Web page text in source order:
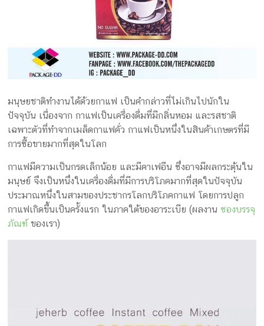
มนุษยชาติทำงานได้ด้วยกาแฟ เป็นคำกล่าวที่ไม่เกินไปนักใน
ปัจจุบัน เนื่องจาก กาแฟเป็นเครื่องดื่มที่มีกลิ่นหอม และรสชาติ
เฉพาะตัวที่ทำจากเมล็ดกาแฟคั่ว กาแฟเป็นหนึ่งในสินค้าเกษตรที่มี
การซื้อขายมากที่สุดในโลก
กาแฟมีความเป็นกรดเล็กน้อย และมีคาเฟอีน ซึ่งอาจมีผลกระตุ้นใน
มนุษย์ จึงเป็นหนึ่งในเครื่องดื่มที่มีการบริโภคมากที่สุดในปัจจุบัน
ประมาณหนึ่งในสามของประชากรโลกบริโภคกาแฟ โดยการปลูก
กาแฟเกิดขึ้นเป็นครั้งแรก ในภาคใต้ของอาระเบีย (ผลงานซองบรรจุ
ภัณฑ์ของเรา)